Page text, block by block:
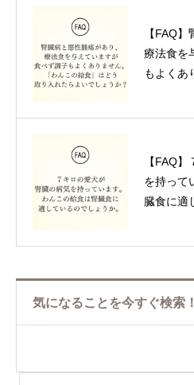
【FAQ
療法食を
もよくあ
【FAQ
を持って
臓食に適
気になることを今すぐ検索！